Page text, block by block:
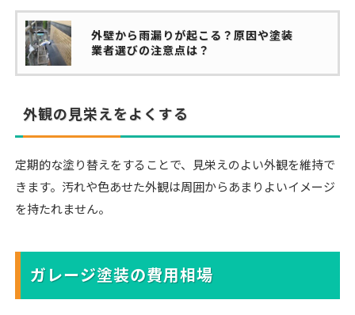
外壁から雨漏りが起こる？原因や塗装
業者選びの注意点は？
外観の見栄えをよくする
定期的な塗り替えをすることで、見栄えのよい外観を維持で
きます。汚れや色あせた外観は周囲からあまりよいイメージ
を持たれません。
ガレージ塗装の費用相場